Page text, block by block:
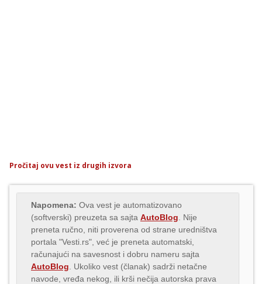
Pročitaj ovu vest iz drugih izvora
Napomena: Ova vest je automatizovano
(softverski) preuzeta sa sajta AutoBlog . Nije
preneta ručno, niti proverena od strane uredništva
portala "Vesti.rs", već je preneta automatski,
računajući na savesnost i dobru nameru sajta
AutoBlog . Ukoliko vest (članak) sadrži netačne
navode, vređa nekog, ili krši nečija autorska prava